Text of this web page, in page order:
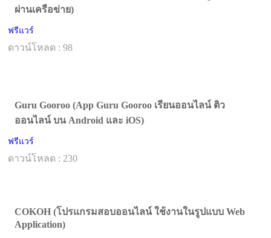
ผ่านเครือข่าย)
ฟรีแวร์
ดาวน์โหลด : 98
Guru Gooroo (App Guru Gooroo เรียนออนไลน์ ติว
ออนไลน์ บน Android และ iOS)
ฟรีแวร์
ดาวน์โหลด : 230
COKOH (โปรแกรมสอบออนไลน์ ใช้งานในรูปแบบ Web
Application)